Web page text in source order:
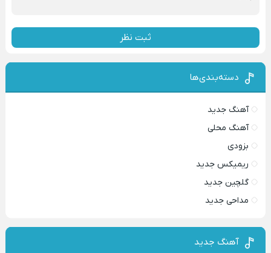
ثبت نظر
دسته‌بندی‌ها
آهنگ جدید
آهنگ محلی
بزودی
ریمیکس جدید
گلچین جدید
مداحی جدید
آهنگ جدید